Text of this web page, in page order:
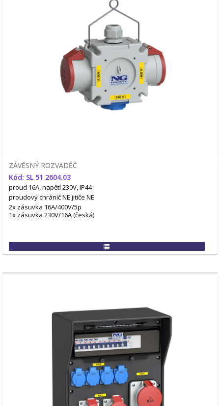
ZÁVĚSNÝ ROZVADĚČ
Kód: SL 51 2604.03
proud 16A, napětí 230V, IP44
proudový chránič NE jitiče NE
2x zásuvka 16A/400V/5p
1x zásuvka 230V/16A (česká)